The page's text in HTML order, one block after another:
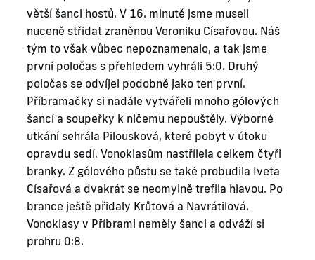
větší šanci hostů. V 16. minutě jsme museli
nuceně střídat zraněnou Veroniku Císařovou. Náš
tým to však vůbec nepoznamenalo, a tak jsme
první poločas s přehledem vyhráli 5:0. Druhý
poločas se odvíjel podobně jako ten první.
Příbramačky si nadále vytvářeli mnoho gólových
šancí a soupeřky k ničemu nepouštěly. Výborné
utkání sehrála Pilousková, které pobyt v útoku
opravdu sedí. Vonoklasům nastřílela celkem čtyři
branky. Z gólového půstu se také probudila Iveta
Císařová a dvakrát se neomylně trefila hlavou. Po
brance ještě přidaly Krůtová a Navrátilová.
Vonoklasy v Příbrami neměly šanci a odváží si
prohru 0:8.